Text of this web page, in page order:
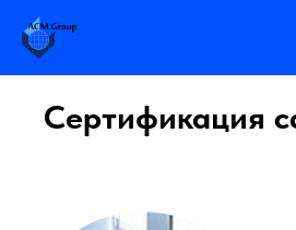
Сертификация